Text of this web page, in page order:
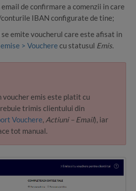
de confirmare a comenzii in care
IBAN configurate de tine;
emite voucherul care este afisat in
> Vouchere cu statusul Emis.
voucher emis este platit cu
trimis clientului din
Vouchere, Actiuni – Email), iar
tot manual.